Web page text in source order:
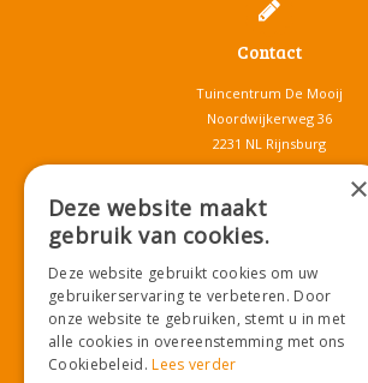
Contact
Tuincentrum De Mooij
Noordwijkerweg 36
2231 NL Rijnsburg
T.071-4080959
info@tuincentrumdemooij.nl
Download onze App!
×
Deze website maakt
gebruik van cookies.
Deze website gebruikt cookies om uw
gebruikerservaring te verbeteren. Door
onze website te gebruiken, stemt u in met
alle cookies in overeenstemming met ons
Cookiebeleid.Lees verder